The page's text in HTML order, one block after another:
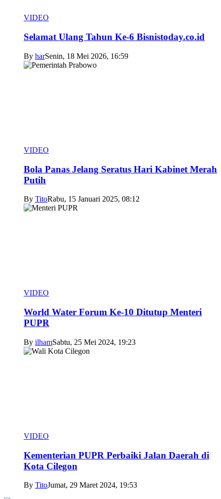
VIDEO
Selamat Ulang Tahun Ke-6 Bisnistoday.co.id
By harSenin, 18 Mei 2026, 16:59
VIDEO
Bola Panas Jelang Seratus Hari Kabinet Merah
Putih
By TitoRabu, 15 Januari 2025, 08:12
VIDEO
World Water Forum Ke-10 Ditutup Menteri
PUPR
By ilhamSabtu, 25 Mei 2024, 19:23
VIDEO
Kementerian PUPR Perbaiki Jalan Daerah di
Kota Cilegon
By TitoJumat, 29 Maret 2024, 19:53